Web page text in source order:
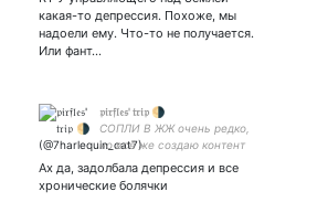
real people are random... I
am here for the same wired
reason as you are... ✨😎✨
какая-то депрессия. Похоже, мы
надоели ему. Что-то не получается.
Или фант…
𝔭𝔦𝔯𝔣𝔩𝔢𝔰' 𝔱𝔯𝔦𝔭 🌗
СОПЛИ В ЖЖ очень редко,
но всё же создаю контент
Burglars' trip🖤BT🤍
Взломщики / ору про
Гинтаму, Кацура - котейка/
Ах да, задолбала депрессия и все
хронические болячки